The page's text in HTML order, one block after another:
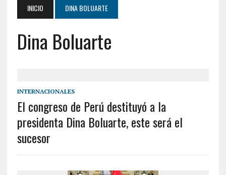
INICIO DINA BOLUARTE
Dina Boluarte
INTERNACIONALES
El congreso de Perú destituyó a la
presidenta Dina Boluarte, este será el
sucesor